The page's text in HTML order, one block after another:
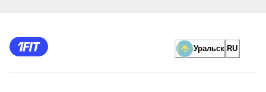
Уральск RU